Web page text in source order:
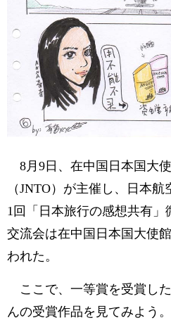
8月9日、在中国日本国大
（JNTO）が主催し、日本
1回「日本旅行の感想共有」
交流会は在中国日本国大使
われた。
ここで、一等賞を受賞し
んの受賞作品を見てみよう。